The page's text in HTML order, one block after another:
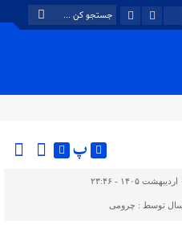
پ
توسط : چرومی